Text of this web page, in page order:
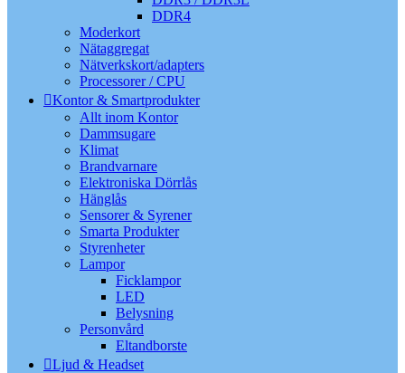
DDR4
Moderkort
Nätaggregat
Nätverkskort/adapters
Processorer / CPU
Kontor & Smartprodukter
Allt inom Kontor
Dammsugare
Klimat
Brandvarnare
Elektroniska Dörrlås
Hänglås
Sensorer & Syrener
Smarta Produkter
Styrenheter
Lampor
Ficklampor
LED
Belysning
Personvård
Eltandborste
Ljud & Headset